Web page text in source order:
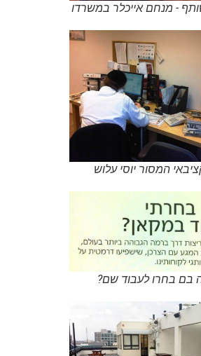
- מנחם אייכלר במשרדו
המסור יוסי עלוש
בם בחרו לעבוד שם?